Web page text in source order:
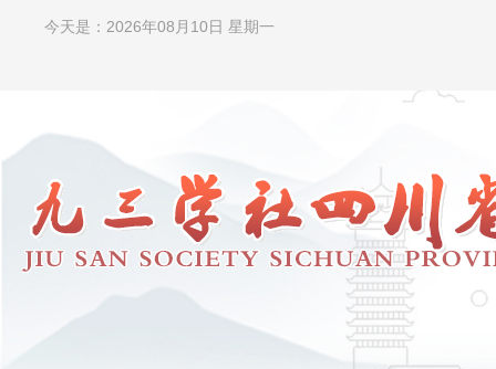
今天是：2026年08月10日 星期一